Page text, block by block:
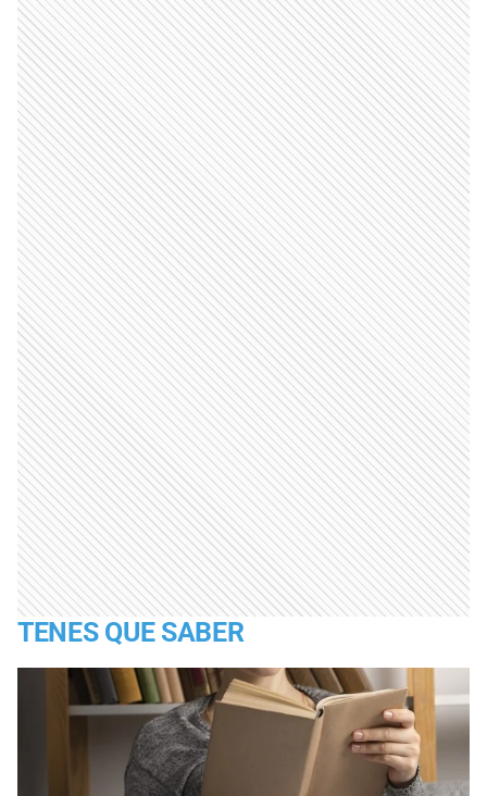
TENES QUE SABER